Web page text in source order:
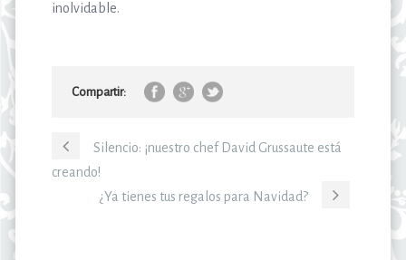
inolvidable.
Compartir:
Silencio: ¡nuestro chef David Grussaute está
creando!
¿Ya tienes tus regalos para Navidad?